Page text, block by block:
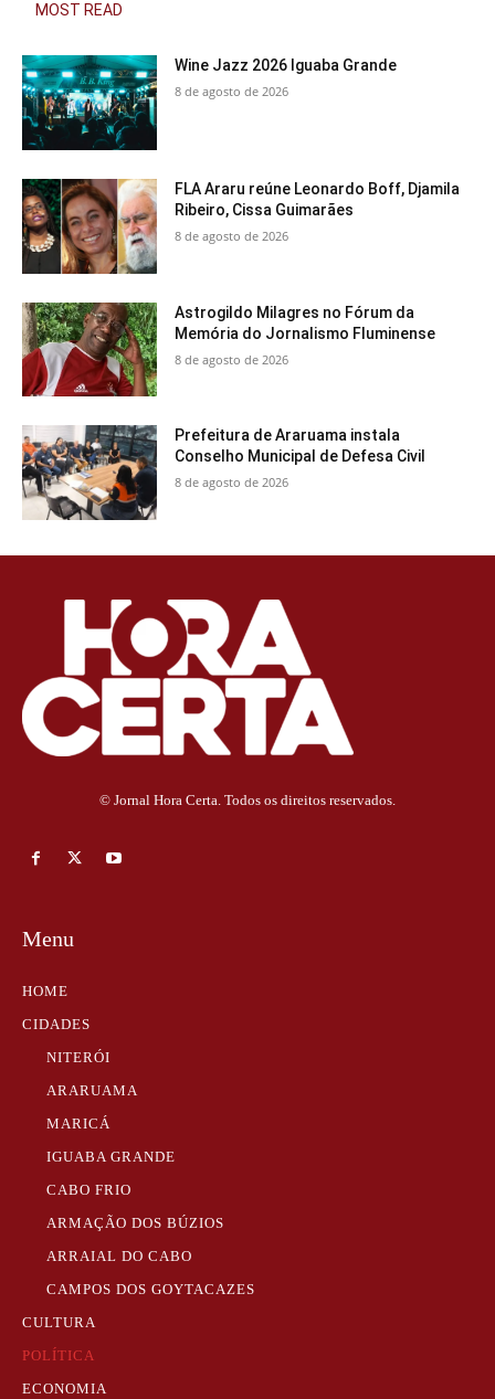
MOST READ
Wine Jazz 2026 Iguaba Grande
8 de agosto de 2026
FLA Araru reúne Leonardo Boff, Djamila
Ribeiro, Cissa Guimarães
8 de agosto de 2026
Astrogildo Milagres no Fórum da
Memória do Jornalismo Fluminense
8 de agosto de 2026
Prefeitura de Araruama instala
Conselho Municipal de Defesa Civil
8 de agosto de 2026
© Jornal Hora Certa. Todos os direitos reservados.
Menu
HOME
CIDADES
NITERÓI
ARARUAMA
MARICÁ
IGUABA GRANDE
CABO FRIO
ARMAÇÃO DOS BÚZIOS
ARRAIAL DO CABO
CAMPOS DOS GOYTACAZES
CULTURA
POLÍTICA
ECONOMIA